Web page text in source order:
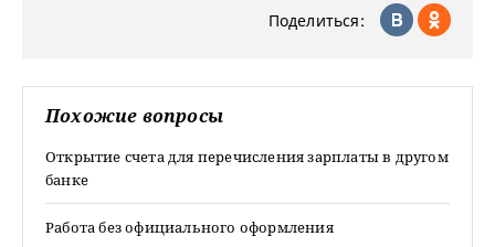
Поделиться:
Похожие вопросы
Открытие счета для перечисления зарплаты в другом
банке
Работа без официального оформления